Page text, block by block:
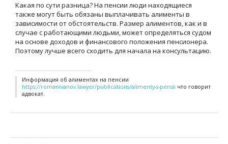
Какая по сути разница? На пенсии люди находящиеся
также могут быть обязаны выплачивать алименты в
зависимости от обстоятельств. Размер алиментов, как и в
случае с работающими людьми, может определяться судом
на основе доходов и финансового положения пенсионера.
Поэтому лучше всего сходить для начала на консультацию.
Информация об алиментах на пенсии
https://romanivanov.lawyer/publications/alimenty-s-pensii что говорит
адвокат.